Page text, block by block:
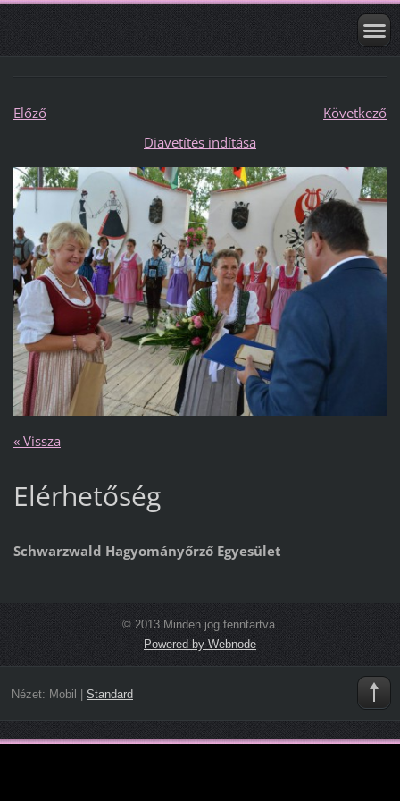
Előző
Következő
Diavetítés indítása
« Vissza
Elérhetőség
Schwarzwald Hagyományőrző Egyesület
© 2013 Minden jog fenntartva.
Powered by Webnode
Nézet: Mobil | Standard